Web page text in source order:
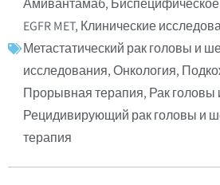
Амивантамаб, Биспецифическое
EGFR MET, Клинические
Метастатический рак головы и
исследования,Онкология,
Прорывная терапия, Рак головы
Рецидивирующий рак головы и
терапия